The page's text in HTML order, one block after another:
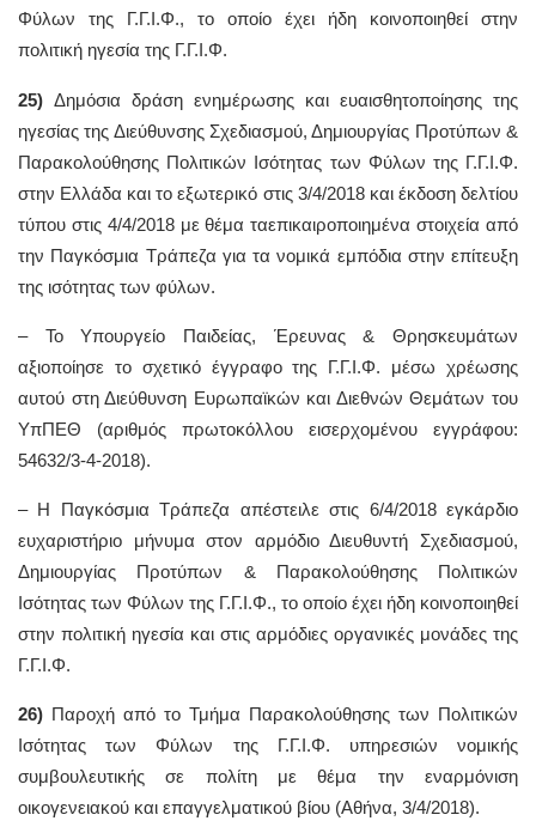
Φύλων της Γ.Γ.Ι.Φ., το οποίο έχει ήδη κοινοποιηθεί στην
πολιτική ηγεσία της Γ.Γ.Ι.Φ.
25) Δημόσια δράση ενημέρωσης και ευαισθητοποίησης της
ηγεσίας της Διεύθυνσης Σχεδιασμού, Δημιουργίας Προτύπων &
Παρακολούθησης Πολιτικών Ισότητας των Φύλων της Γ.Γ.Ι.Φ.
στην Ελλάδα και το εξωτερικό στις 3/4/2018 και έκδοση δελτίου
τύπου στις 4/4/2018 με θέμα ταεπικαιροποιημένα στοιχεία από
την Παγκόσμια Τράπεζα για τα νομικά εμπόδια στην επίτευξη
της ισότητας των φύλων.
– To Υπουργείο Παιδείας, Έρευνας & Θρησκευμάτων
αξιοποίησε το σχετικό έγγραφο της Γ.Γ.Ι.Φ. μέσω χρέωσης
αυτού στη Διεύθυνση Ευρωπαϊκών και Διεθνών Θεμάτων του
ΥπΠΕΘ (αριθμός πρωτοκόλλου εισερχομένου εγγράφου:
54632/3-4-2018).
– Η Παγκόσμια Τράπεζα απέστειλε στις 6/4/2018 εγκάρδιο
ευχαριστήριο μήνυμα στον αρμόδιο Διευθυντή Σχεδιασμού,
Δημιουργίας Προτύπων & Παρακολούθησης Πολιτικών
Ισότητας των Φύλων της Γ.Γ.Ι.Φ., το οποίο έχει ήδη κοινοποιηθεί
στην πολιτική ηγεσία και στις αρμόδιες οργανικές μονάδες της
Γ.Γ.Ι.Φ.
26) Παροχή από το Τμήμα Παρακολούθησης των Πολιτικών
Ισότητας των Φύλων της Γ.Γ.Ι.Φ. υπηρεσιών νομικής
συμβουλευτικής σε πολίτη με θέμα την εναρμόνιση
οικογενειακού και επαγγελματικού βίου (Αθήνα, 3/4/2018).